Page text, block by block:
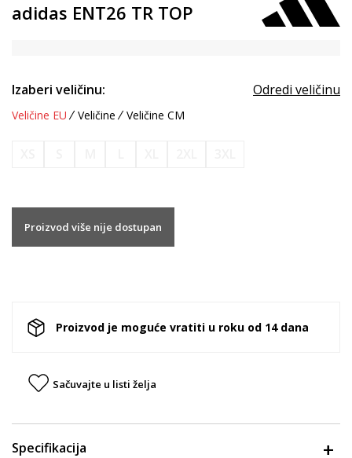
adidas ENT26 TR TOP
Izaberi veličinu: Odredi veličinu
Veličine EU Veličine Veličine CM
Proizvod više nije dostupan
Proizvod je moguće vratiti u roku od 14 dana
Sačuvajte u listi želja
Specifikacija